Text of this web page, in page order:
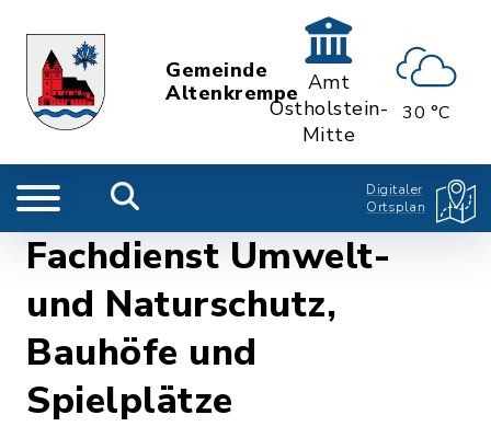
Gemeinde
Altenkrempe Amt
Ostholstein-
Mitte
30 °C
Digitaler
Ortsplan
Fachdienst Umwelt-
und Naturschutz,
Bauhöfe und
Spielplätze